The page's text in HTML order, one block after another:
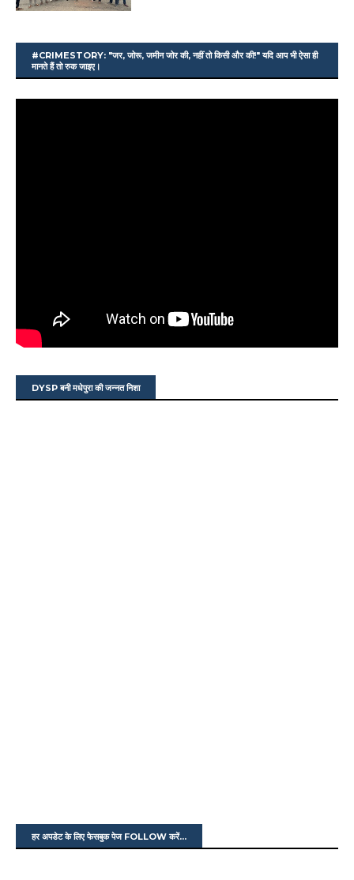
#CRIMESTORY: "जर, जोरू, जमीन जोर की, नहीं तो किसी और की!" यदि आप भी ऐसा ही
मानते हैं तो रुक जाइए।
DYSP बनी मधेपुरा की जन्नत निशा
हर अपडेट के लिए फेसबुक पेज FOLLOW करें...